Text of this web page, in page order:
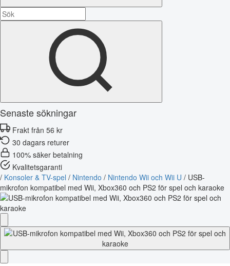
Senaste sökningar
Frakt från 56 kr
30 dagars returer
100% säker betalning
Kvalitetsgaranti
/ Konsoler & TV-spel / Nintendo / Nintendo Wii och Wii U / USB-
mikrofon kompatibel med Wii, Xbox360 och PS2 för spel och karaoke